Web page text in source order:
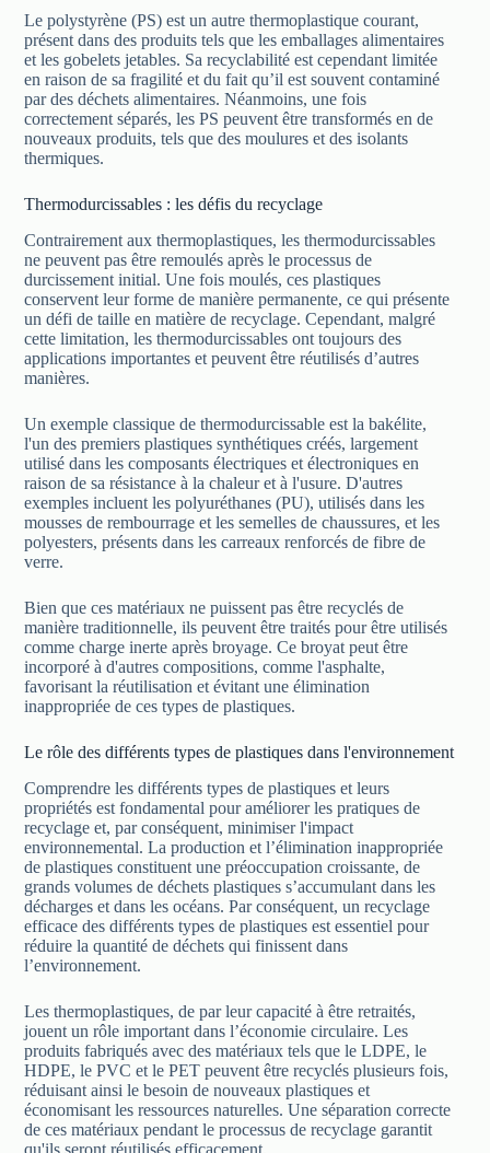
Le polystyrène (PS) est un autre thermoplastique courant,
présent dans des produits tels que les emballages alimentaires
et les gobelets jetables. Sa recyclabilité est cependant limitée
en raison de sa fragilité et du fait qu’il est souvent contaminé
par des déchets alimentaires. Néanmoins, une fois
correctement séparés, les PS peuvent être transformés en de
nouveaux produits, tels que des moulures et des isolants
thermiques.
Thermodurcissables : les défis du recyclage
Contrairement aux thermoplastiques, les thermodurcissables
ne peuvent pas être remoulés après le processus de
durcissement initial. Une fois moulés, ces plastiques
conservent leur forme de manière permanente, ce qui présente
un défi de taille en matière de recyclage. Cependant, malgré
cette limitation, les thermodurcissables ont toujours des
applications importantes et peuvent être réutilisés d’autres
manières.
Un exemple classique de thermodurcissable est la bakélite,
l'un des premiers plastiques synthétiques créés, largement
utilisé dans les composants électriques et électroniques en
raison de sa résistance à la chaleur et à l'usure. D'autres
exemples incluent les polyuréthanes (PU), utilisés dans les
mousses de rembourrage et les semelles de chaussures, et les
polyesters, présents dans les carreaux renforcés de fibre de
verre.
Bien que ces matériaux ne puissent pas être recyclés de
manière traditionnelle, ils peuvent être traités pour être utilisés
comme charge inerte après broyage. Ce broyat peut être
incorporé à d'autres compositions, comme l'asphalte,
favorisant la réutilisation et évitant une élimination
inappropriée de ces types de plastiques.
Le rôle des différents types de plastiques dans l'environnement
Comprendre les différents types de plastiques et leurs
propriétés est fondamental pour améliorer les pratiques de
recyclage et, par conséquent, minimiser l'impact
environnemental. La production et l’élimination inappropriée
de plastiques constituent une préoccupation croissante, de
grands volumes de déchets plastiques s’accumulant dans les
décharges et dans les océans. Par conséquent, un recyclage
efficace des différents types de plastiques est essentiel pour
réduire la quantité de déchets qui finissent dans
l’environnement.
Les thermoplastiques, de par leur capacité à être retraités,
jouent un rôle important dans l’économie circulaire. Les
produits fabriqués avec des matériaux tels que le LDPE, le
HDPE, le PVC et le PET peuvent être recyclés plusieurs fois,
réduisant ainsi le besoin de nouveaux plastiques et
économisant les ressources naturelles. Une séparation correcte
de ces matériaux pendant le processus de recyclage garantit
qu'ils seront réutilisés efficacement.